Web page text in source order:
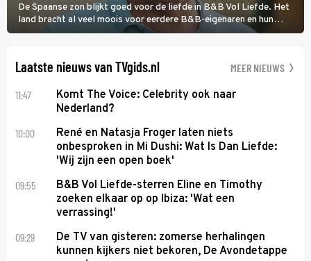
De Spaanse zon blijkt goed voor de liefde in B&B Vol Liefde. Het
land bracht al veel moois voor eerdere B&B-eigenaren en hun
partners. Ook Paul runt zijn gastenverblijf in Spanje. De 62-jarige
Laatste nieuws van TVgids.nl MEER NIEUWS
11:47
Komt The Voice: Celebrity ook naar
Nederland?
10:00
René en Natasja Froger laten niets
onbesproken in Mi Dushi: Wat Is Dan Liefde:
'Wij zijn een open boek'
09:55
B&B Vol Liefde-sterren Eline en Timothy
zoeken elkaar op op Ibiza: 'Wat een
verrassing!'
09:29
De TV van gisteren: zomerse herhalingen
kunnen kijkers niet bekoren, De Avondetappe